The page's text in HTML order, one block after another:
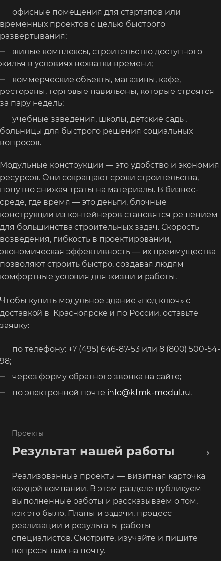
офисные помещения для стартапов или
временных проектов с целью быстрого
развертывания;
жилые комплексы, строительство доступного
жилья в условиях нехватки времени;
коммерческие объекты, магазины, кафе,
рестораны, торговые павильоны, которые строятся
за пару недель;
учебные заведения, школы, детские сады,
больницы для быстрого решения социальных
вопросов.
Модульные конструкции — это удобство и экономия
ресурсов. Они сокращают сроки строительства,
попутно снижая траты на материалы. В бизнес-
среде, где время — это деньги, блочные
конструкции из контейнеров становятся решением
для большинства строительных задач. Скорость
возведения, гибкость в проектировании,
экономическая эффективность — их преимущества
позволяют строить быстро, создавая людям
комфортные условия для жизни и работы.
Чтобы купить модульное здание «под ключ» с
доставкой в Красноярске и по России, оставьте
заявку:
по телефону: +7 (495) 646-87-53 или 8 (800) 500-54-
98;
через форму обратного звонка на сайте;
по электронной почте info@kfmk-modul.ru.
Проекты
Результат нашей работы
Реализованные проекты — визитная карточка
каждой компании. В этом разделе публикуем
выполненные работы и рассказываем о том,
как это было. Планы и задачи, процесс
реализации и результаты работы
специалистов. Смотрите, изучайте и пишите
вопросы нам на почту.